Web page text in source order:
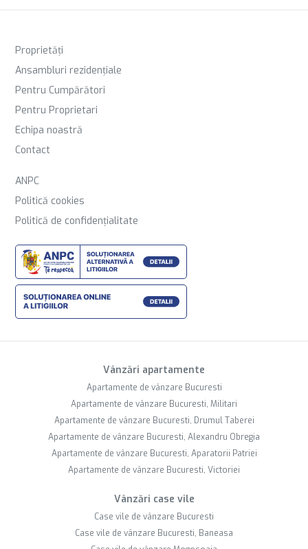
Proprietăți
Ansambluri rezidențiale
Pentru Cumpărători
Pentru Proprietari
Echipa noastră
Contact
ANPC
Politică cookies
Politică de confidențialitate
Vânzări apartamente
Apartamente de vânzare Bucuresti
Apartamente de vânzare Bucuresti, Militari
Apartamente de vânzare Bucuresti, Drumul Taberei
Apartamente de vânzare Bucuresti, Alexandru Obregia
Apartamente de vânzare Bucuresti, Aparatorii Patriei
Apartamente de vânzare Bucuresti, Victoriei
Vânzări case vile
Case vile de vânzare Bucuresti
Case vile de vânzare Bucuresti, Baneasa